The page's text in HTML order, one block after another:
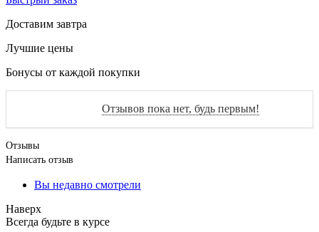
Доставим завтра
Лучшие цены
Бонусы от каждой покупки
Отзывов пока нет, будь первым!
Отзывы
Написать отзыв
Вы недавно смотрели
Наверх
Всегда будьте в курсе